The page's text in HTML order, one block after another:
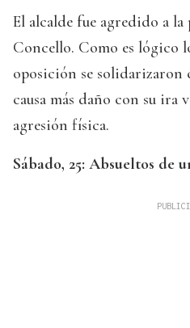
El alcalde fue agredido a la
Concello. Como es lógico
oposición se solidarizaron
causa más daño con su ira
agresión física.
Sábado, 25: Absueltos de